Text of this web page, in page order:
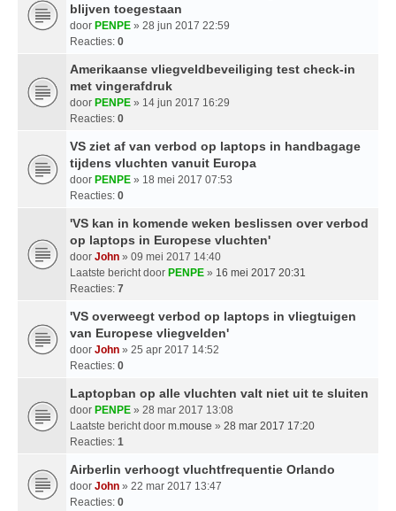
blijven toegestaan
door PENPE » 28 jun 2017 22:59
Reacties: 0
Amerikaanse vliegveldbeveiliging test check-in
met vingerafdruk
door PENPE » 14 jun 2017 16:29
Reacties: 0
VS ziet af van verbod op laptops in handbagage
tijdens vluchten vanuit Europa
door PENPE » 18 mei 2017 07:53
Reacties: 0
'VS kan in komende weken beslissen over verbod
op laptops in Europese vluchten'
door John » 09 mei 2017 14:40
Laatste bericht door PENPE » 16 mei 2017 20:31
Reacties: 7
'VS overweegt verbod op laptops in vliegtuigen
van Europese vliegvelden'
door John » 25 apr 2017 14:52
Reacties: 0
Laptopban op alle vluchten valt niet uit te sluiten
door PENPE » 28 mar 2017 13:08
Laatste bericht door m.mouse » 28 mar 2017 17:20
Reacties: 1
Airberlin verhoogt vluchtfrequentie Orlando
door John » 22 mar 2017 13:47
Reacties: 0